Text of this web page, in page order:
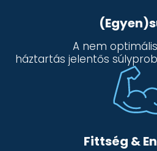
A nem
háztartás jelentős
Fittség &